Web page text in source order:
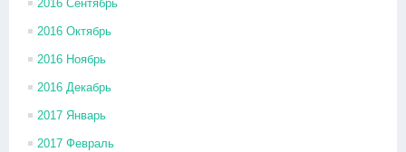
2016 Сентябрь
2016 Октябрь
2016 Ноябрь
2016 Декабрь
2017 Январь
2017 Февраль